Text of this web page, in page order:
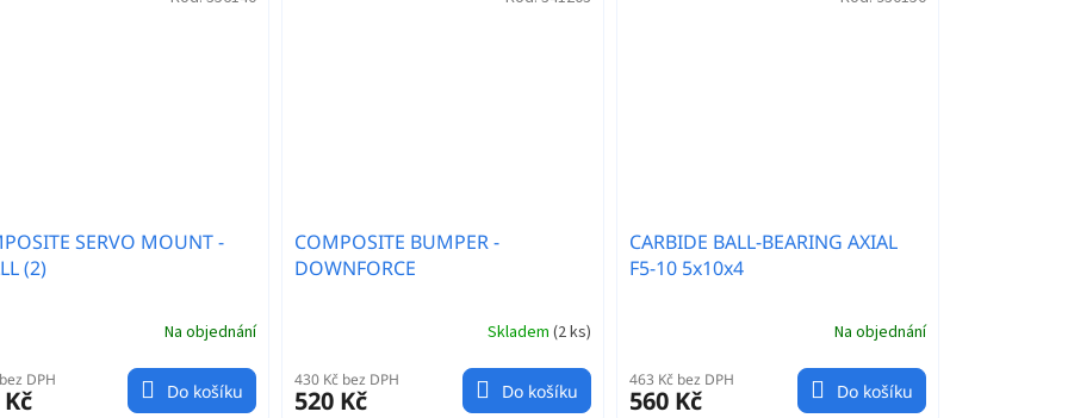
SERVO MOUNT -
(2)
Na objednání
DPH
Do košíku
COMPOSITE BUMPER -
DOWNFORCE
Skladem (2 ks)
430 Kč bez DPH
520 Kč Do košíku
CARBIDE BALL-BEARING AXIAL
F5-10 5x10x4
Na objednání
463 Kč bez DPH
560 Kč Do košíku